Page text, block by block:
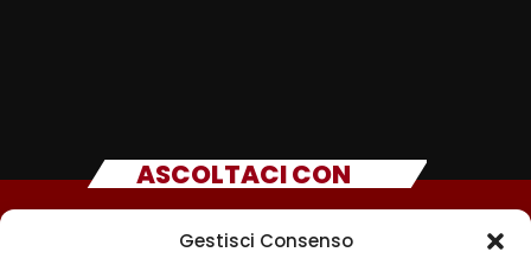
Gestisci Consenso
ASCOLTACI CON